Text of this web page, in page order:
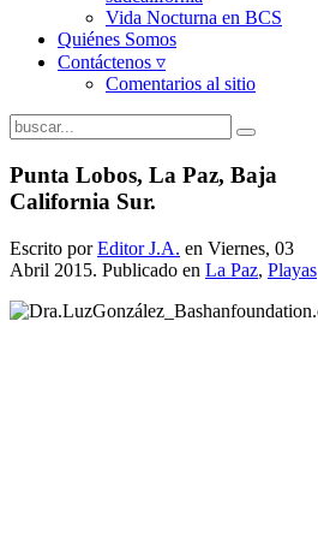
Vida Nocturna en BCS
Quiénes Somos
Contáctenos ▿
Comentarios al sitio
Punta Lobos, La Paz, Baja
California Sur.
Escrito porEditor J.A. en Viernes, 03
Abril 2015. Publicado en La Paz, Playas